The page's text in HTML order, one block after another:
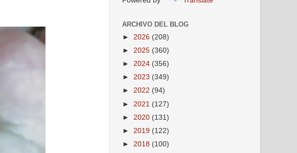
ARCHIVO DEL BLOG
► 2026 (208)
► 2025 (360)
► 2024 (356)
► 2023 (349)
► 2022 (94)
► 2021 (127)
► 2020 (131)
► 2019 (122)
► 2018 (100)